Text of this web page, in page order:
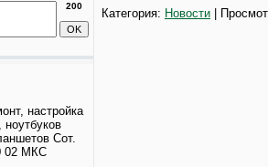
200
настройка
Сот.
02 МКС
Категория: Новости |